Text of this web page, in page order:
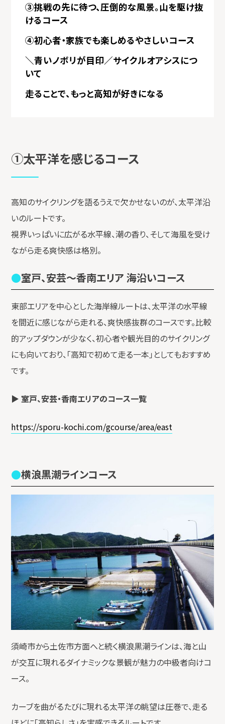
③挑戦の先に待つ、圧倒的な風景。山を駆け抜
けるコース
④初心者・家族でも楽しめるやさしいコース
＼青いノボリが目印／サイクルオアシスにつ
いて
走ることで、もっと高知が好きになる
①太平洋を感じるコース
高知のサイクリングを語るうえで欠かせないのが、太平洋沿
いのルートです。
視界いっぱいに広がる水平線、潮の香り、そして海風を受け
ながら走る爽快感は格別。
室戸、安芸〜香南エリア 海沿いコース
東部エリアを中心とした海岸線ルートは、太平洋の水平線
を間近に感じながら走れる、爽快感抜群のコースです。比較
的アップダウンが少なく、初心者や観光目的のサイクリング
にも向いており、「高知で初めて走る一本」としてもおすすめ
です。
▶ 室戸、安芸・香南エリアのコース一覧
https://sporu-kochi.com/gcourse/area/east
横浪黒潮ラインコース
須崎市から土佐市方面へと続く横浪黒潮ラインは、海と山
が交互に現れるダイナミックな景観が魅力の中級者向けコ
ース。
カーブを曲がるたびに現れる太平洋の眺望は圧巻で、走る